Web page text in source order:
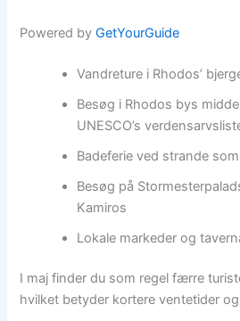
Powered byGetYourGuide
Vandreture i Rhodos’
Besøg i Rhodos bys
UNESCO’s
Badeferie ved strande
Besøg på
Kamiros
Lokale markeder og
I maj finder du som regel færre
hvilket betyder kortere ventetider